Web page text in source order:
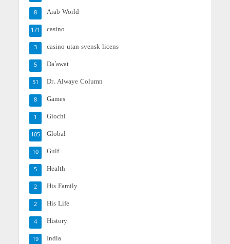
Arab World
8
casino
171
casino utan svensk licens
3
Da'awat
5
Dr. Alwaye Column
51
Games
8
Giochi
1
Global
105
Gulf
10
Health
5
His Family
2
His Life
2
History
4
India
19